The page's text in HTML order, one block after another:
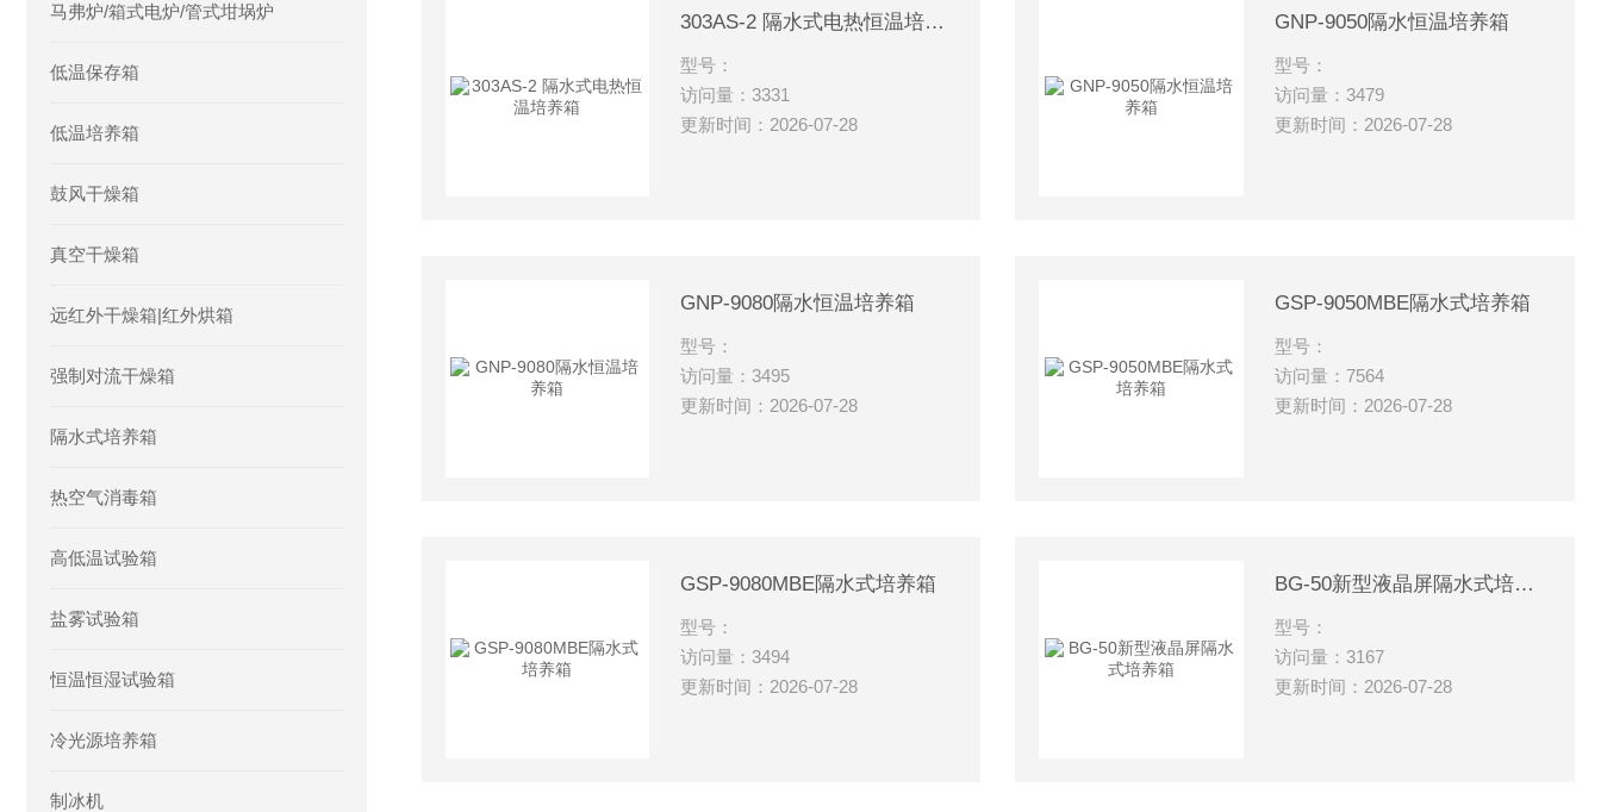
马弗炉/箱式电炉/管式坩埚炉
低温保存箱
低温培养箱
鼓风干燥箱
真空干燥箱
远红外干燥箱|红外烘箱
强制对流干燥箱
隔水式培养箱
热空气消毒箱
高低温试验箱
盐雾试验箱
恒温恒湿试验箱
冷光源培养箱
制冰机
303AS-2 隔水式电热恒温培养箱
型号：
访问量：3331
更新时间：2026-07-28
GNP-9050隔水恒温培养箱
型号：
访问量：3479
更新时间：2026-07-28
GNP-9080隔水恒温培养箱
型号：
访问量：3495
更新时间：2026-07-28
GSP-9050MBE隔水式培养箱
型号：
访问量：7564
更新时间：2026-07-28
GSP-9080MBE隔水式培养箱
型号：
访问量：3494
更新时间：2026-07-28
BG-50新型液晶屏隔水式培养箱
型号：
访问量：3167
更新时间：2026-07-28